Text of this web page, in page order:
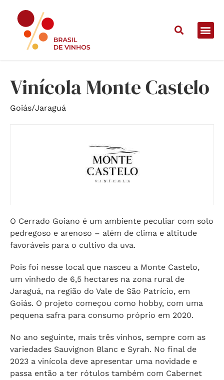
Vinícola Monte Castelo
Goiás/Jaraguá
O Cerrado Goiano é um ambiente peculiar com solo
pedregoso e arenoso – além de clima e altitude
favoráveis para o cultivo da uva.
Pois foi nesse local que nasceu a Monte Castelo,
um vinhedo de 6,5 hectares na zona rural de
Jaraguá, na região do Vale de São Patrício, em
Goiás. O projeto começou como hobby, com uma
pequena safra para consumo próprio em 2020.
No ano seguinte, mais três vinhos, sempre com as
variedades Sauvignon Blanc e Syrah. No final de
2023 a vinícola deve apresentar uma novidade e
passa então a ter rótulos também com Cabernet